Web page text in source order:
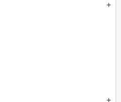
add
add